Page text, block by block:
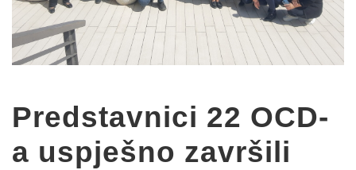
Predstavnici 22 OCD-
a uspješno završili